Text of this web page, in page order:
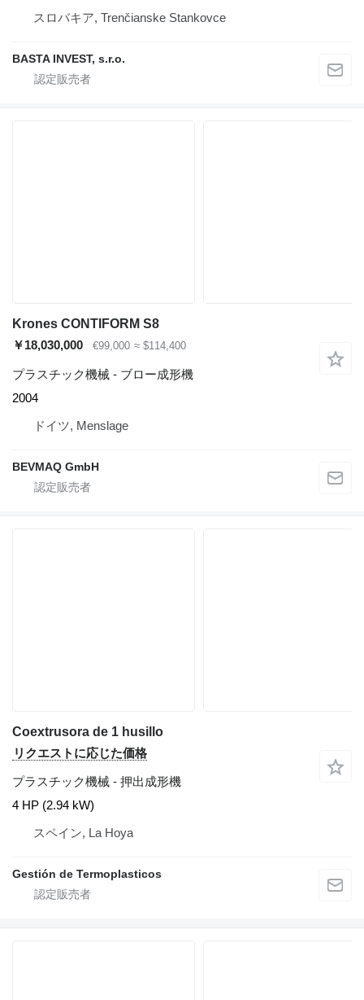
スロバキア, Trenčianske Stankovce
BASTA INVEST, s.r.o.
Krones CONTIFORM S8
￥18,030,000
€99,000 ≈ $114,400
プラスチック機械 - ブロー成形機
2004
ドイツ, Menslage
BEVMAQ GmbH
Coextrusora de 1 husillo
リクエストに応じた価格
プラスチック機械 - 押出成形機
4 HP (2.94 kW)
スペイン, La Hoya
Gestión de Termoplasticos